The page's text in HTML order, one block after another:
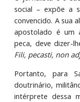
social – expõe a
convencido. A sua
apostolado é um
peca, deve dizer-
Fili, pecasti, non
Portanto, para
doutrinário,
intérprete dessa